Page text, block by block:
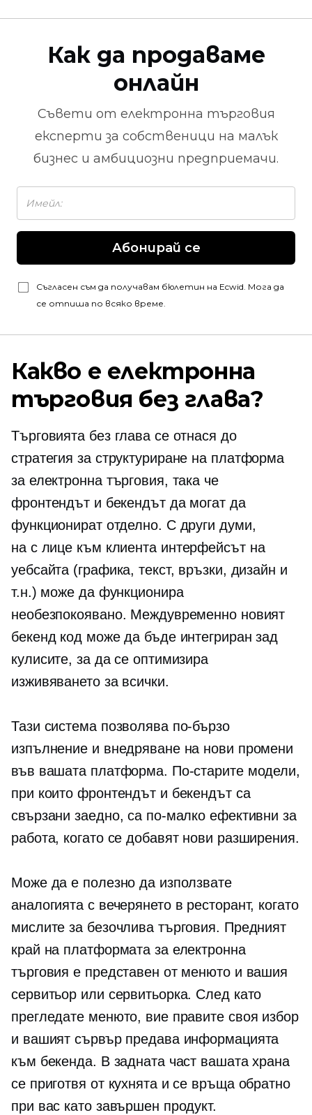
Как да продаваме
онлайн
Съвети от електронна търговия
експерти за собственици на малък
бизнес и амбициозни предприемачи.
Абонирай се
Съгласен съм да получавам бюлетин на Ecwid. Мога да
се отпиша по всяко време.
Какво е електронна
търговия без глава?
Търговията без глава се отнася до
стратегия за структуриране на платформа
за електронна търговия, така че
фронтендът и бекендът да могат да
функционират отделно. С други думи,
на с лице към клиентаинтерфейсът на
уебсайта (графика, текст, връзки, дизайн и
т.н.) може да функционира
необезпокоявано. Междувременно новият
бекенд код може да бъде интегриран зад
кулисите, за да се оптимизира
изживяването за всички.
Тази система позволява по-бързо
изпълнение и внедряване на нови промени
във вашата платформа. По-старите модели,
при които фронтендът и бекендът са
свързани заедно, са по-малко ефективни за
работа, когато се добавят нови разширения.
Може да е полезно да използвате
аналогията с вечерянето в ресторант, когато
мислите за безочлива търговия. Предният
край на платформата за електронна
търговия е представен от менюто и вашия
сервитьор или сервитьорка. След като
прегледате менюто, вие правите своя избор
и вашият сървър предава информацията
към бекенда. В задната част вашата храна
се приготвя от кухнята и се връща обратно
при вас като завършен продукт.